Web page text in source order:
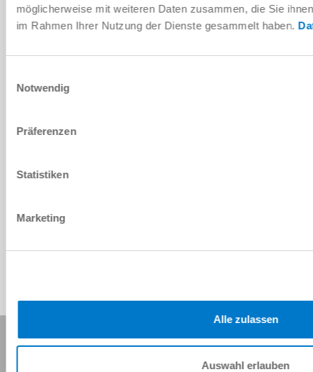
möglicherweise mit weiteren Daten zusammen, die Sie
im Rahmen Ihrer Nutzung der Dienste gesammelt haben.
Notwendig
Präferenzen
Statistiken
Marketing
Alle zulassen
Auswahl erlauben